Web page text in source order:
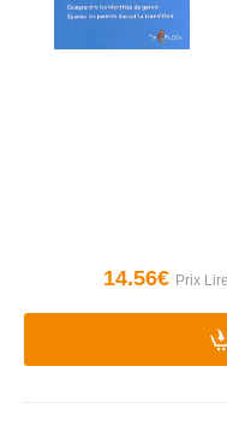
14.56€